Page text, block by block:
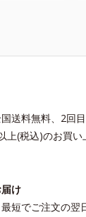
送料無料、2回
上(税込)のお買い
け
短でご注文の翌